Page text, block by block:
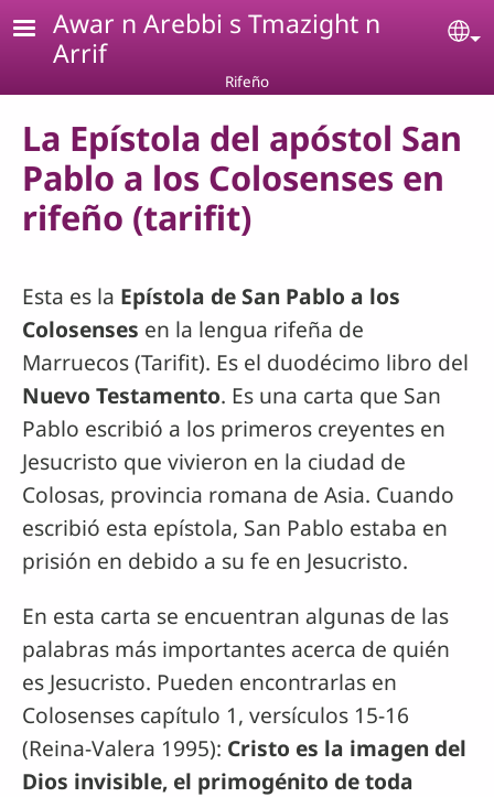
Pasar al contenido principal
Awar n Arebbi s Tmazight n
Arrif
Rifeño
La Epístola del apóstol San
Pablo a los Colosenses en
rifeño (tarifit)
Esta es la Epístola de San Pablo a los
Colosenses en la lengua rifeña de
Marruecos (Tarifit). Es el duodécimo libro del
Nuevo Testamento. Es una carta que San
Pablo escribió a los primeros creyentes en
Jesucristo que vivieron en la ciudad de
Colosas, provincia romana de Asia. Cuando
escribió esta epístola, San Pablo estaba en
prisión en debido a su fe en Jesucristo.
En esta carta se encuentran algunas de las
palabras más importantes acerca de quién
es Jesucristo. Pueden encontrarlas en
Colosenses capítulo 1, versículos 15-16
(Reina-Valera 1995): Cristo es la imagen del
Dios invisible, el primogénito de toda